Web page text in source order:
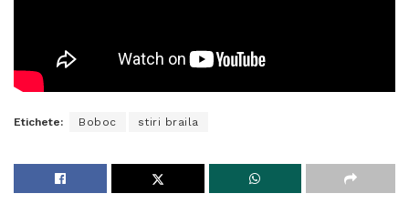
Etichete: Boboc stiri braila